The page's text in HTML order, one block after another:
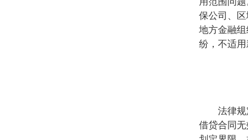
保公司、
地方金融
纷，不适用
法律
借贷合同